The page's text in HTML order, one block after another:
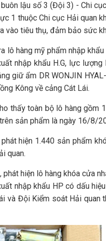
lậu số 3 (Đội 3) - Chi
1 thuộc Chi cục Hải quan
vào tiêu thụ, đảm bảo sức
lô hàng mỹ phẩm nhập
nhập khẩu H.G, lực
giữ ẩm DR WONJIN
Kông về cảng Cát Lái.
thấy toàn bộ lô hàng
sản phẩm là ngày 16/8/
hiện 1.440 sản phẩm
quan.
phát hiện lô hàng khóa cửa
nhập khẩu HP có dấu
và Đội Kiểm soát Hải